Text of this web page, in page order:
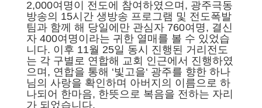
2,000여명이 전도에 참여하였으며, 광주극동
방송의 15시간 생방송 프로그램 및 전도폭발
팀과 함께 해 당일에만 관심자 760여명, 결신
자 400여명이라는 귀한 열매를 볼 수 있었습
니다. 이후 11월 25일 동시 진행된 거리전도
는 각 구별로 연합해 교회 인근에서 진행하였
으며, 연합을 통해 ‘빛고을‘ 광주를 향한 하나
님의 사랑을 확인하며 아버지의 이름으로 하
나되어 한마음, 한뜻으로 복음을 전하는 자리
가 되었습니다.